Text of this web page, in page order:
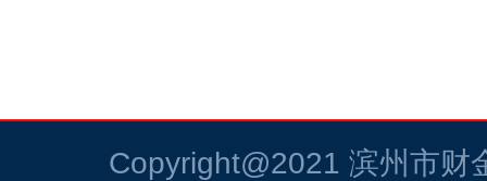
Copyright@2021 滨州市财